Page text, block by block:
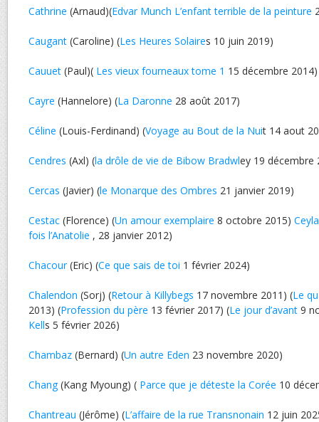
Cathrine (Arnaud)(Edvar Munch L’enfant terrible de la peinture
Caugant (Caroline) (Les Heures Solaires 10 juin 2019)
Cauuet (Paul)( Les vieux fourneaux tome 1 15 décembre 2014)
Cayre (Hannelore) (La Daronne 28 août 2017)
Céline (Louis-Ferdinand) (Voyage au Bout de la Nuit 14 aout
Cendres (Axl) (la drôle de vie de Bibow Bradwley 19 décembre
Cercas (Javier) (le Monarque des Ombres 21 janvier 2019)
Cestac (Florence) (Un amour exemplaire 8 octobre 2015)
fois l’Anatolie , 28 janvier 2012)
Chacour(Eric) (Ce que sais de toi 1 février 2024)
Chalendon (Sorj) (Retour à Killybegs 17 novembre 2011) (Le
2013) (Profession du père 13 février 2017) (Le jour d’avant 9
Kells 5 février 2026)
Chambaz (Bernard) (Un autre Eden 23 novembre 2020)
Chang(Kang Myoung) ( Parce que je déteste la Corée 10
Chantreau (Jérôme) (L’affaire de la rue Transnonain 12 juin